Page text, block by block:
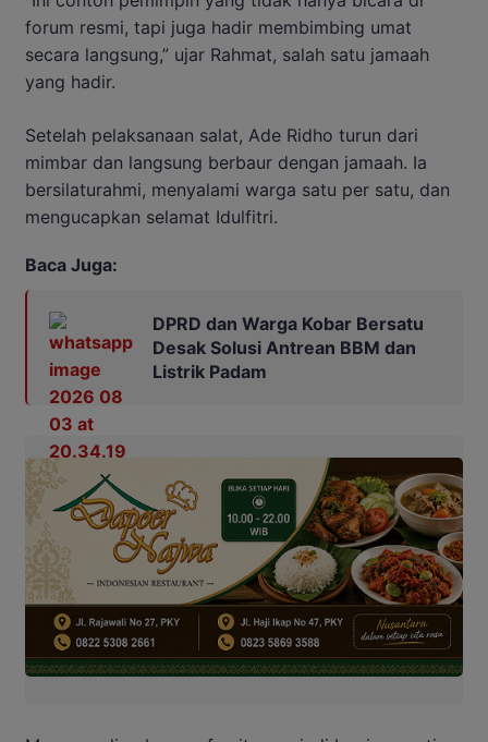
forum resmi, tapi juga hadir membimbing umat
secara langsung,” ujar Rahmat, salah satu jamaah
yang hadir.
Setelah pelaksanaan salat, Ade Ridho turun dari
mimbar dan langsung berbaur dengan jamaah. Ia
bersilaturahmi, menyalami warga satu per satu, dan
mengucapkan selamat Idulfitri.
Baca Juga:
DPRD dan Warga Kobar Bersatu
Desak Solusi Antrean BBM dan
Listrik Padam